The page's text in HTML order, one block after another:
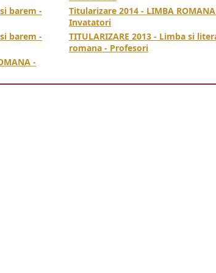
barem -
Titularizare 2014 - LIMBA
Invatatori
barem -
TITULARIZARE 2013 - Limba si
romana - Profesori
-